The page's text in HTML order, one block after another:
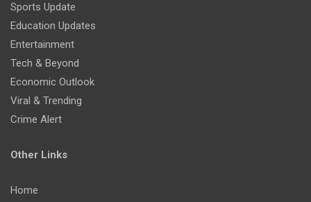
Sports Update
Education Updates
Entertainment
Tech & Beyond
Economic Outlook
Viral & Trending
Crime Alert
Other Links
Home